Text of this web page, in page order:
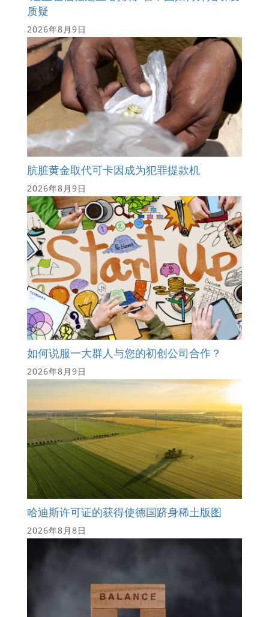
质疑
2026年8月9日
肮脏黄金取代可卡因成为犯罪提款机
2026年8月9日
如何说服一大群人与您的初创公司合作？
2026年8月9日
哈迪斯许可证的获得使德国跻身稀土版图
2026年8月8日